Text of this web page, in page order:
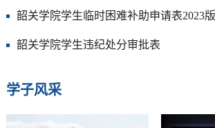
韶关学院学生临时困难补助申请表2023版
韶关学院学生违纪处分审批表
学子风采